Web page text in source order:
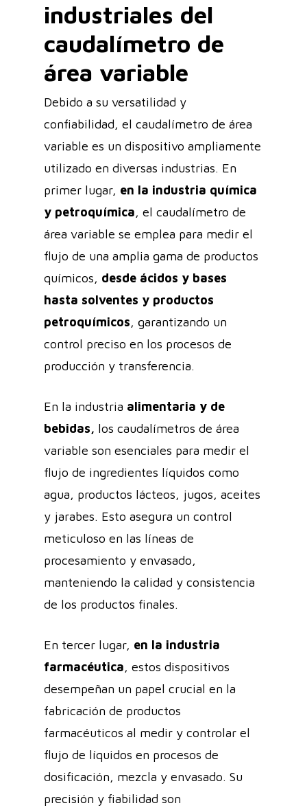
industriales del
caudalímetro de
área variable
Debido a su versatilidad y
confiabilidad, el caudalímetro de área
variable es un dispositivo ampliamente
utilizado en diversas industrias. En
primer lugar, en la industria química
y petroquímica, el caudalímetro de
área variable se emplea para medir el
flujo de una amplia gama de productos
químicos, desde ácidos y bases
hasta solventes y productos
petroquímicos, garantizando un
control preciso en los procesos de
producción y transferencia.
En la industria alimentaria y de
bebidas, los caudalímetros de área
variable son esenciales para medir el
flujo de ingredientes líquidos como
agua, productos lácteos, jugos, aceites
y jarabes. Esto asegura un control
meticuloso en las líneas de
procesamiento y envasado,
manteniendo la calidad y consistencia
de los productos finales.
En tercer lugar, en la industria
farmacéutica, estos dispositivos
desempeñan un papel crucial en la
fabricación de productos
farmacéuticos al medir y controlar el
flujo de líquidos en procesos de
dosificación, mezcla y envasado. Su
precisión y fiabilidad son